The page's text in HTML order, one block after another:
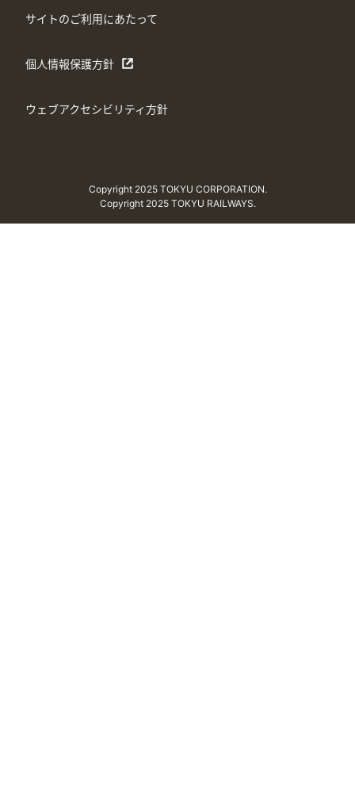
サイトのご利用にあたって
個人情報保護方針
ウェブアクセシビリティ方針
Copyright 2025 TOKYU CORPORATION.
Copyright 2025 TOKYU RAILWAYS.